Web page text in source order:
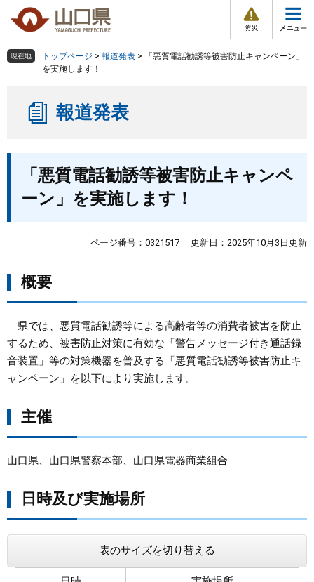
の
ー
情
報
メ
組織で探す
くらし・環境
しごと・産業・観光
まちづくり
県政情報
検索の仕方 組織で探す
現在地 トップページ > 報道発表 >
「悪質電話勧誘等被害防止キャンペーン」
を実施します！
報道発表
「悪質電話勧誘等被害防止キャンペ
ーン」を実施します！
ページ番号：0321517 更新日：2025年10月3日更新
概要
県では、悪質電話勧誘等による高齢者等の消費者被害を防止
するため、被害防止対策に有効な「警告メッセージ付き通話録
音装置」等の対策機器を普及する「悪質電話勧誘等被害防止キ
ャンペーン」を以下により実施します。
主催
山口県、山口県警察本部、山口県電器商業組合
日時及び実施場所
表のサイズを切り替える